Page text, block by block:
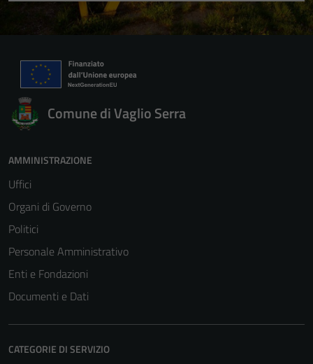
Comune di Vaglio Serra
AMMINISTRAZIONE
Uffici
Organi di Governo
Politici
Personale Amministrativo
Enti e Fondazioni
Documenti e Dati
CATEGORIE DI SERVIZIO